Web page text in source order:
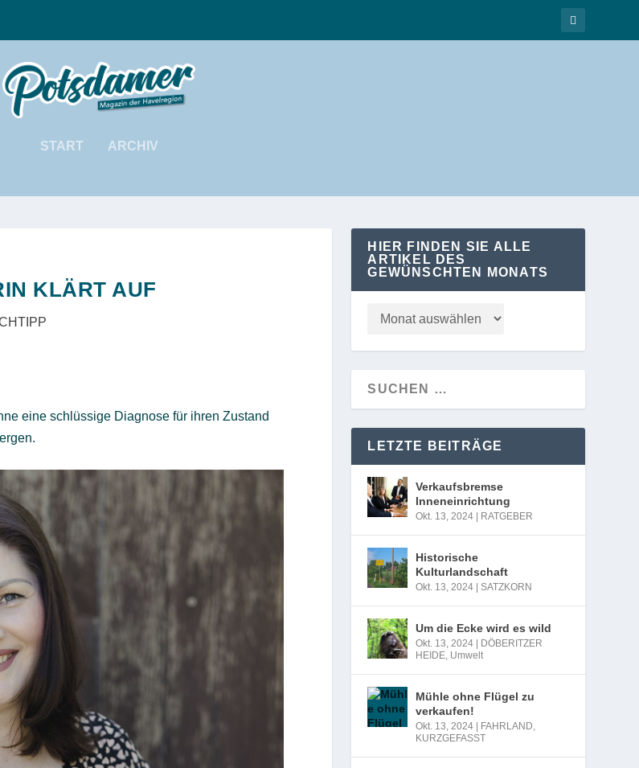
START ARCHIV
KLÄRT AUF
eine schlüssige Diagnose für ihren Zustand
HIER FINDEN SIE ALLE
ARTIKEL DES
GEWÜNSCHTEN MONATS
LETZTE BEITRÄGE
Verkaufsbremse
Inneneinrichtung
Okt. 13, 2024 RATGEBER
Historische
Kulturlandschaft
Okt. 13, 2024 |SATZKORN
Um die Ecke wird es wild
Okt. 13, 2024
DÖBERITZER
HEIDE, Umwelt
Mühle ohne Flügel zu
verkaufen!
Okt. 13, 2024 FAHRLAND,
KURZGEFASST